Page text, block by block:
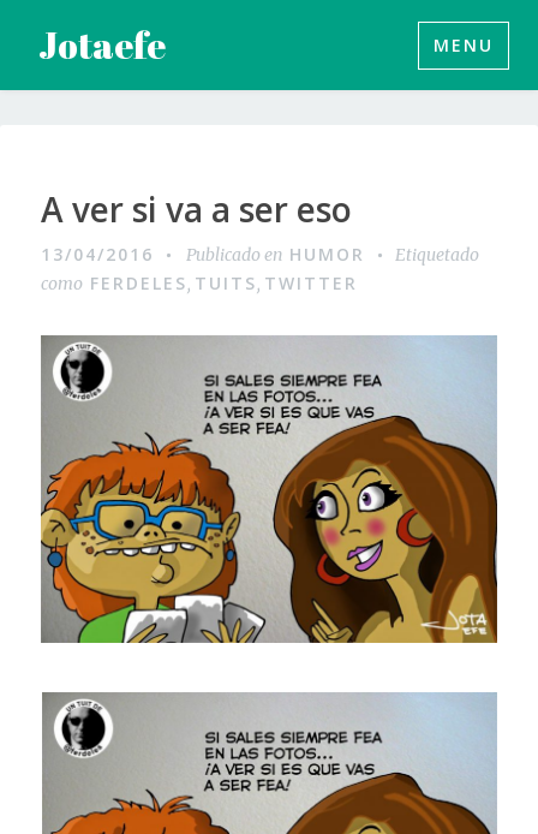
contenido
Jotaefe MENU
A ver si va a ser eso
13/04/2016 Publicado en HUMOR
Etiquetado
como FERDELES, TUITS, TWITTER